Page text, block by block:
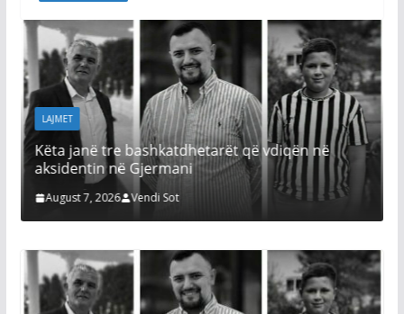
LAJMET
Këta janë tre bashkatdhetarët që vdiqën në
aksidentin në Gjermani
August 7, 2026 Vendi Sot